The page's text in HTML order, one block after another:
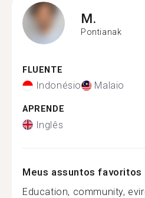
M.
Pontianak
FLUENTE
Indonésio Malaio
APRENDE
Inglês
Meus assuntos favoritos
Education, community,